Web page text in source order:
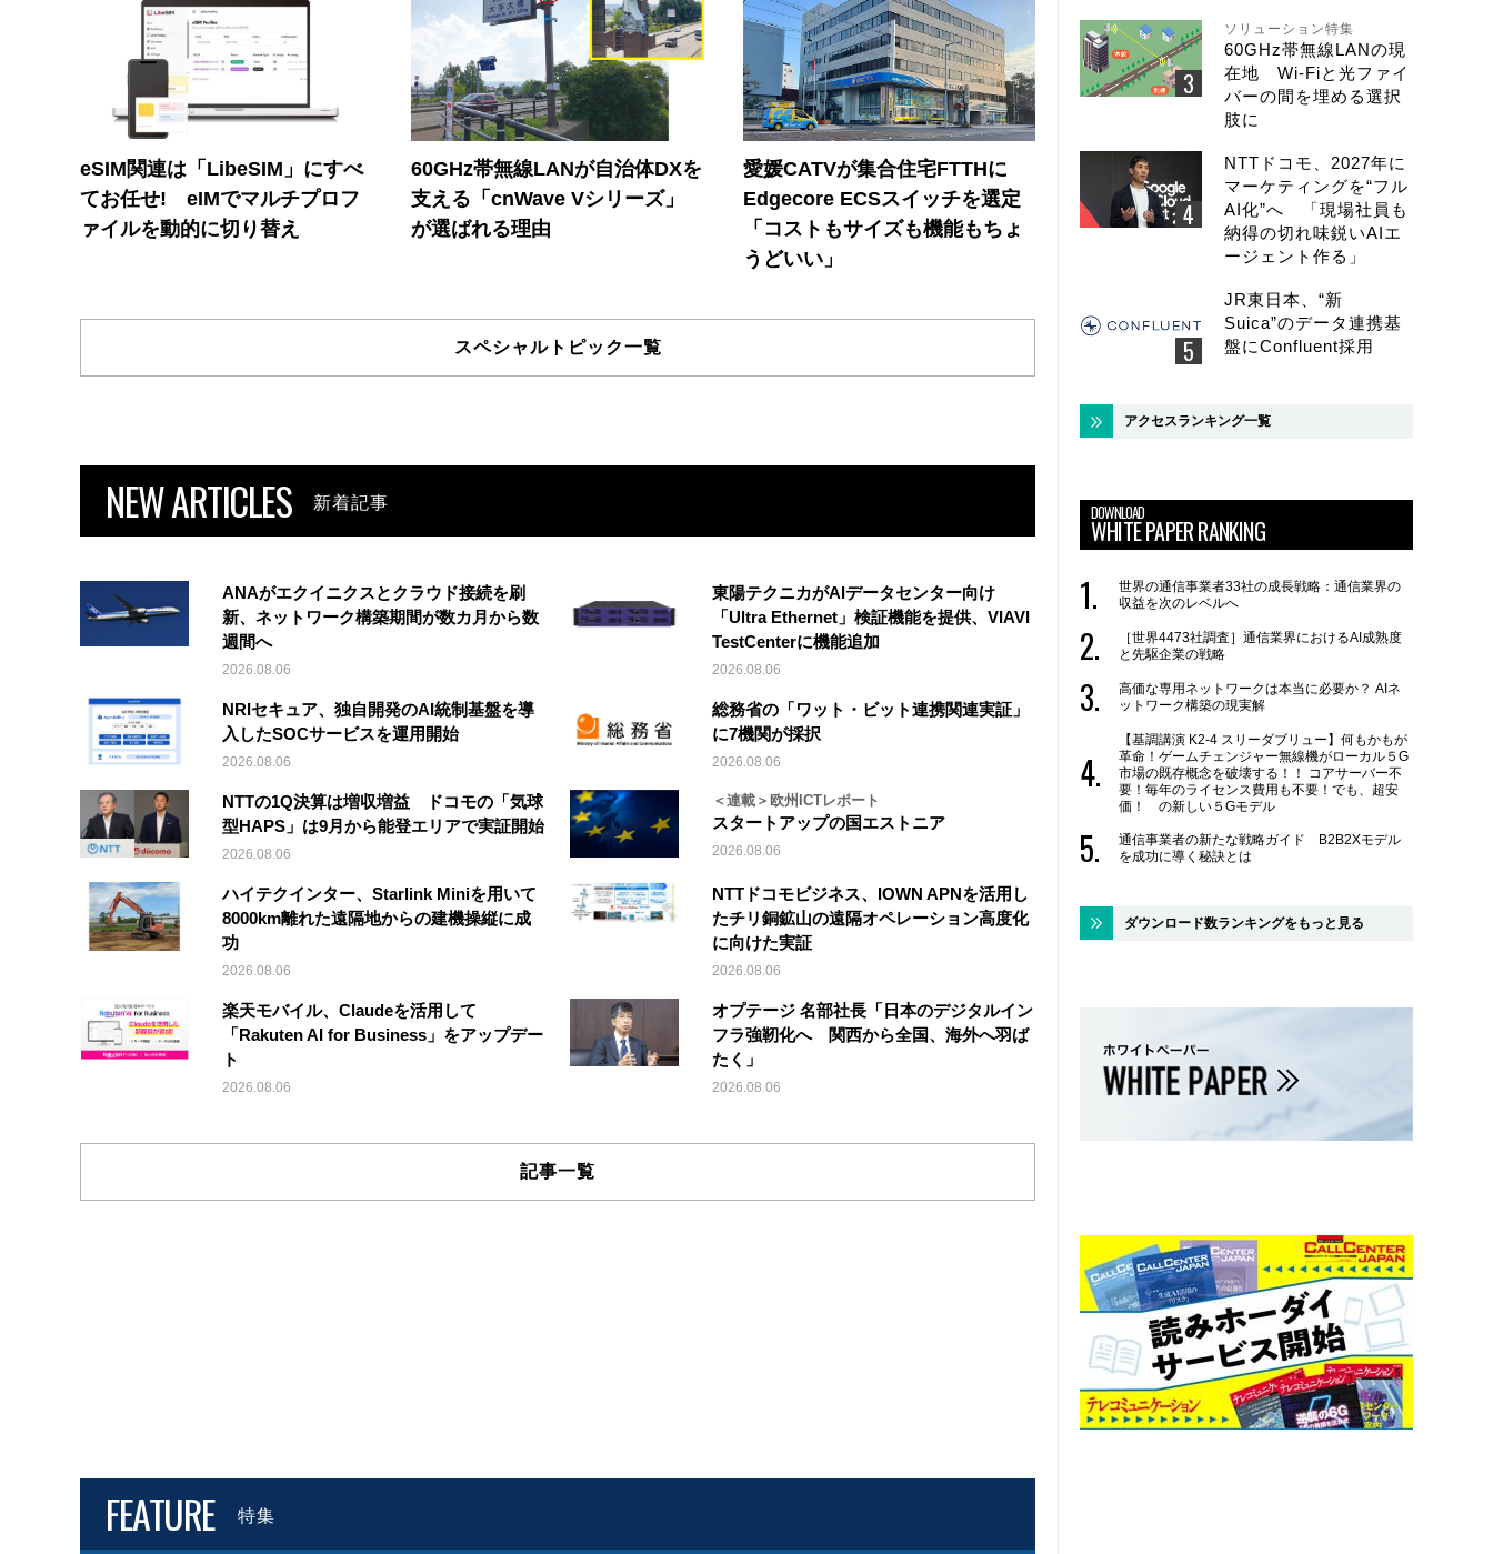
eSIM関連は「LibeSIM」にすべ
てお任せ! eIMでマルチプロフ
ァイルを動的に切り替え
60GHz帯無線LANが自治体DXを
支える「cnWave Vシリーズ」
が選ばれる理由
愛媛CATVが集合住宅FTTHに
Edgecore ECSスイッチを選定
「コストもサイズも機能もちょ
うどいい」
スペシャルトピック一覧
NEW ARTICLES 新着記事
ANAがエクイニクスとクラウド接続を刷
新、ネットワーク構築期間が数カ月から数
週間へ
2026.08.06
東陽テクニカがAIデータセンター向け
「Ultra Ethernet」検証機能を提供、VIAVI
TestCenterに機能追加
2026.08.06
NRIセキュア、独自開発のAI統制基盤を導
入したSOCサービスを運用開始
2026.08.06
総務省の「ワット・ビット連携関連実証」
に7機関が採択
2026.08.06
NTTの1Q決算は増収増益 ドコモの「気球
型HAPS」は9月から能登エリアで実証開始
2026.08.06
＜連載＞欧州ICTレポート
スタートアップの国エストニア
2026.08.06
ハイテクインター、Starlink Miniを用いて
8000km離れた遠隔地からの建機操縦に成
功
2026.08.06
NTTドコモビジネス、IOWN APNを活用し
たチリ銅鉱山の遠隔オペレーション高度化
に向けた実証
2026.08.06
楽天モバイル、Claudeを活用して
「Rakuten AI for Business」をアップデー
ト
2026.08.06
オプテージ 名部社長「日本のデジタルイン
フラ強靭化へ 関西から全国、海外へ羽ば
たく」
2026.08.06
記事一覧
FEATURE 特集
ソリューション特集
60GHz帯無線LANの現
在地 Wi-Fiと光ファイ
バーの間を埋める選択
肢に
NTTドコモ、2027年に
マーケティングを“フル
AI化”へ 「現場社員も
納得の切れ味鋭いAIエ
ージェント作る」
JR東日本、“新
Suica”のデータ連携基
盤にConfluent採用
アクセスランキング一覧
DOWNLOAD
WHITE PAPER RANKING
世界の通信事業者33社の成長戦略：通信業界の
収益を次のレベルへ
［世界4473社調査］通信業界におけるAI成熟度
と先駆企業の戦略
高価な専用ネットワークは本当に必要か？ AIネ
ットワーク構築の現実解
【基調講演 K2-4 スリーダブリュー】何もかもが
革命！ゲームチェンジャー無線機がローカル５G
市場の既存概念を破壊する！！ コアサーバー不
要！毎年のライセンス費用も不要！でも、超安
価！ の新しい５Gモデル
通信事業者の新たな戦略ガイド B2B2Xモデル
を成功に導く秘訣とは
ダウンロード数ランキングをもっと見る